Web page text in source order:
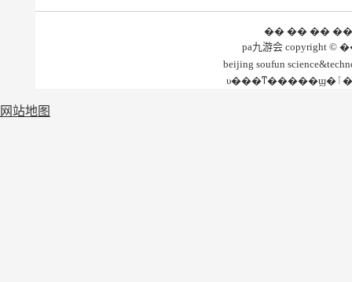
�� �� ��
beijing soufun
网站地图